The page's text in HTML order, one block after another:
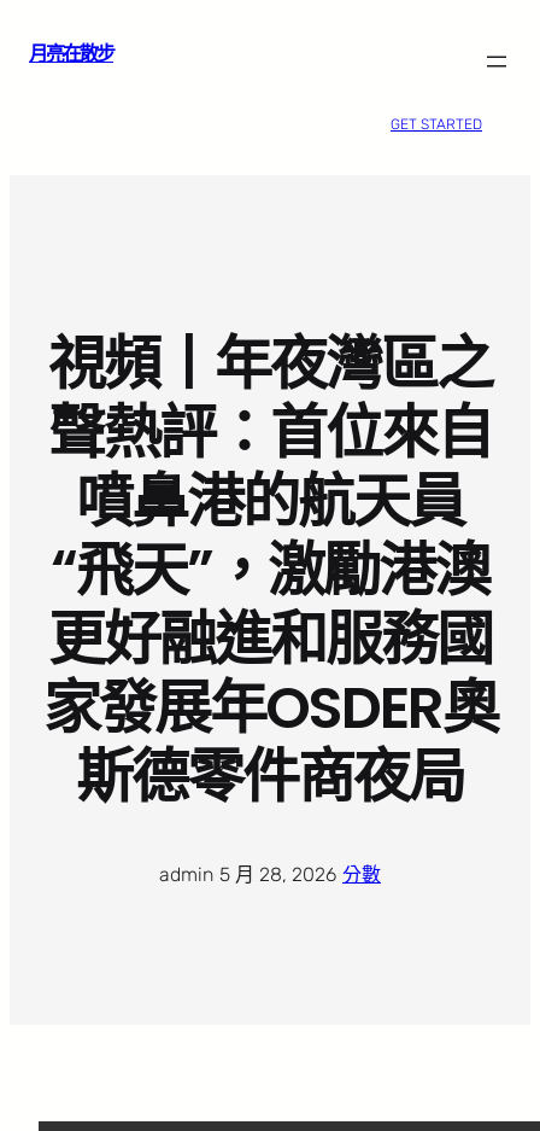
月亮在散步
GET STARTED
視頻丨年夜灣區之
聲熱評：首位來自
噴鼻港的航天員
“飛天”，激勵港澳
更好融進和服務國
家發展年OSDER奧
斯德零件商夜局
admin 5 月 28, 2026 分數